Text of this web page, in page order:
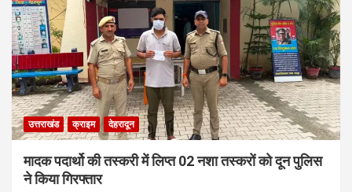
उत्तराखंड क्राइम देहरादून
मादक पदार्थो की तस्करी में लिप्त 02 नशा तस्करों को दून पुलिस
ने किया गिरफ्तार